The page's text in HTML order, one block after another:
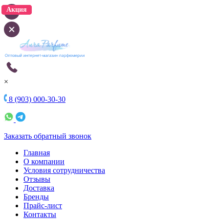
×
8 (903) 000-30-30
Заказать обратный звонок
Главная
О компании
Условия сотрудничества
Отзывы
Доставка
Бренды
Прайс-лист
Контакты
Акция
Акция